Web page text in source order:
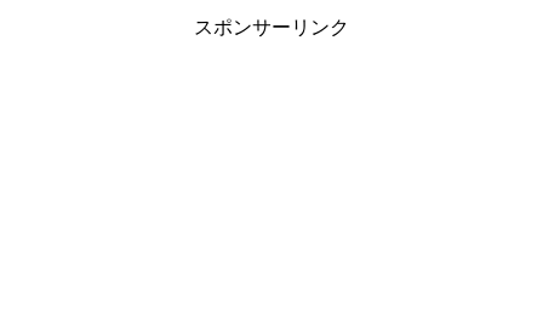
スポンサーリンク